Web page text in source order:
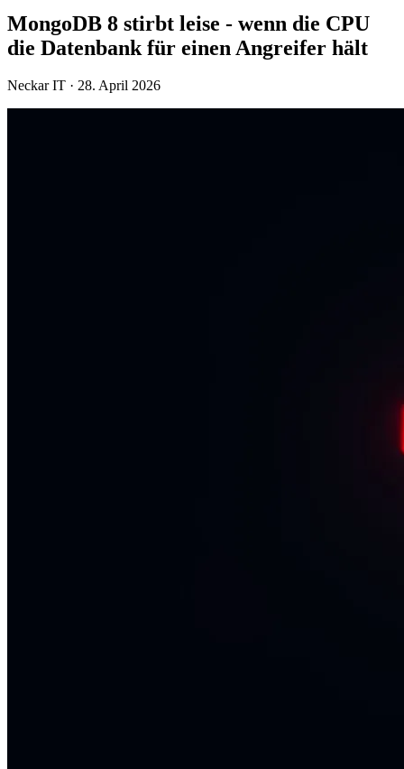
MongoDB 8 stirbt leise - wenn die CPU
die Datenbank für einen Angreifer hält
Neckar IT · 28. April 2026